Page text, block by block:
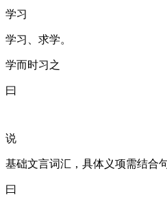
学习
学习、求学。
学而时习之
曰
说
基础文言词汇，具体义项需结合
曰